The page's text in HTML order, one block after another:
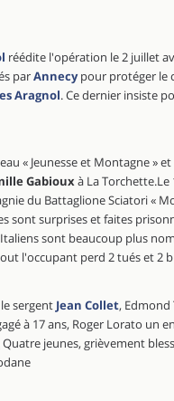
réédite l'opération le 2 juillet
parAnnecypour protéger le
Aragnol. Ce dernier insiste
« Jeunesse et Montagne »
Gabiouxà La
du Battaglione Sciatori «
sont surprises et faites
sont beaucoup plus
l'occupant perd 2 tués et 2
sergent Jean Collet,
à 17 ans, Roger Lorato un
Quatre jeunes, grièvement